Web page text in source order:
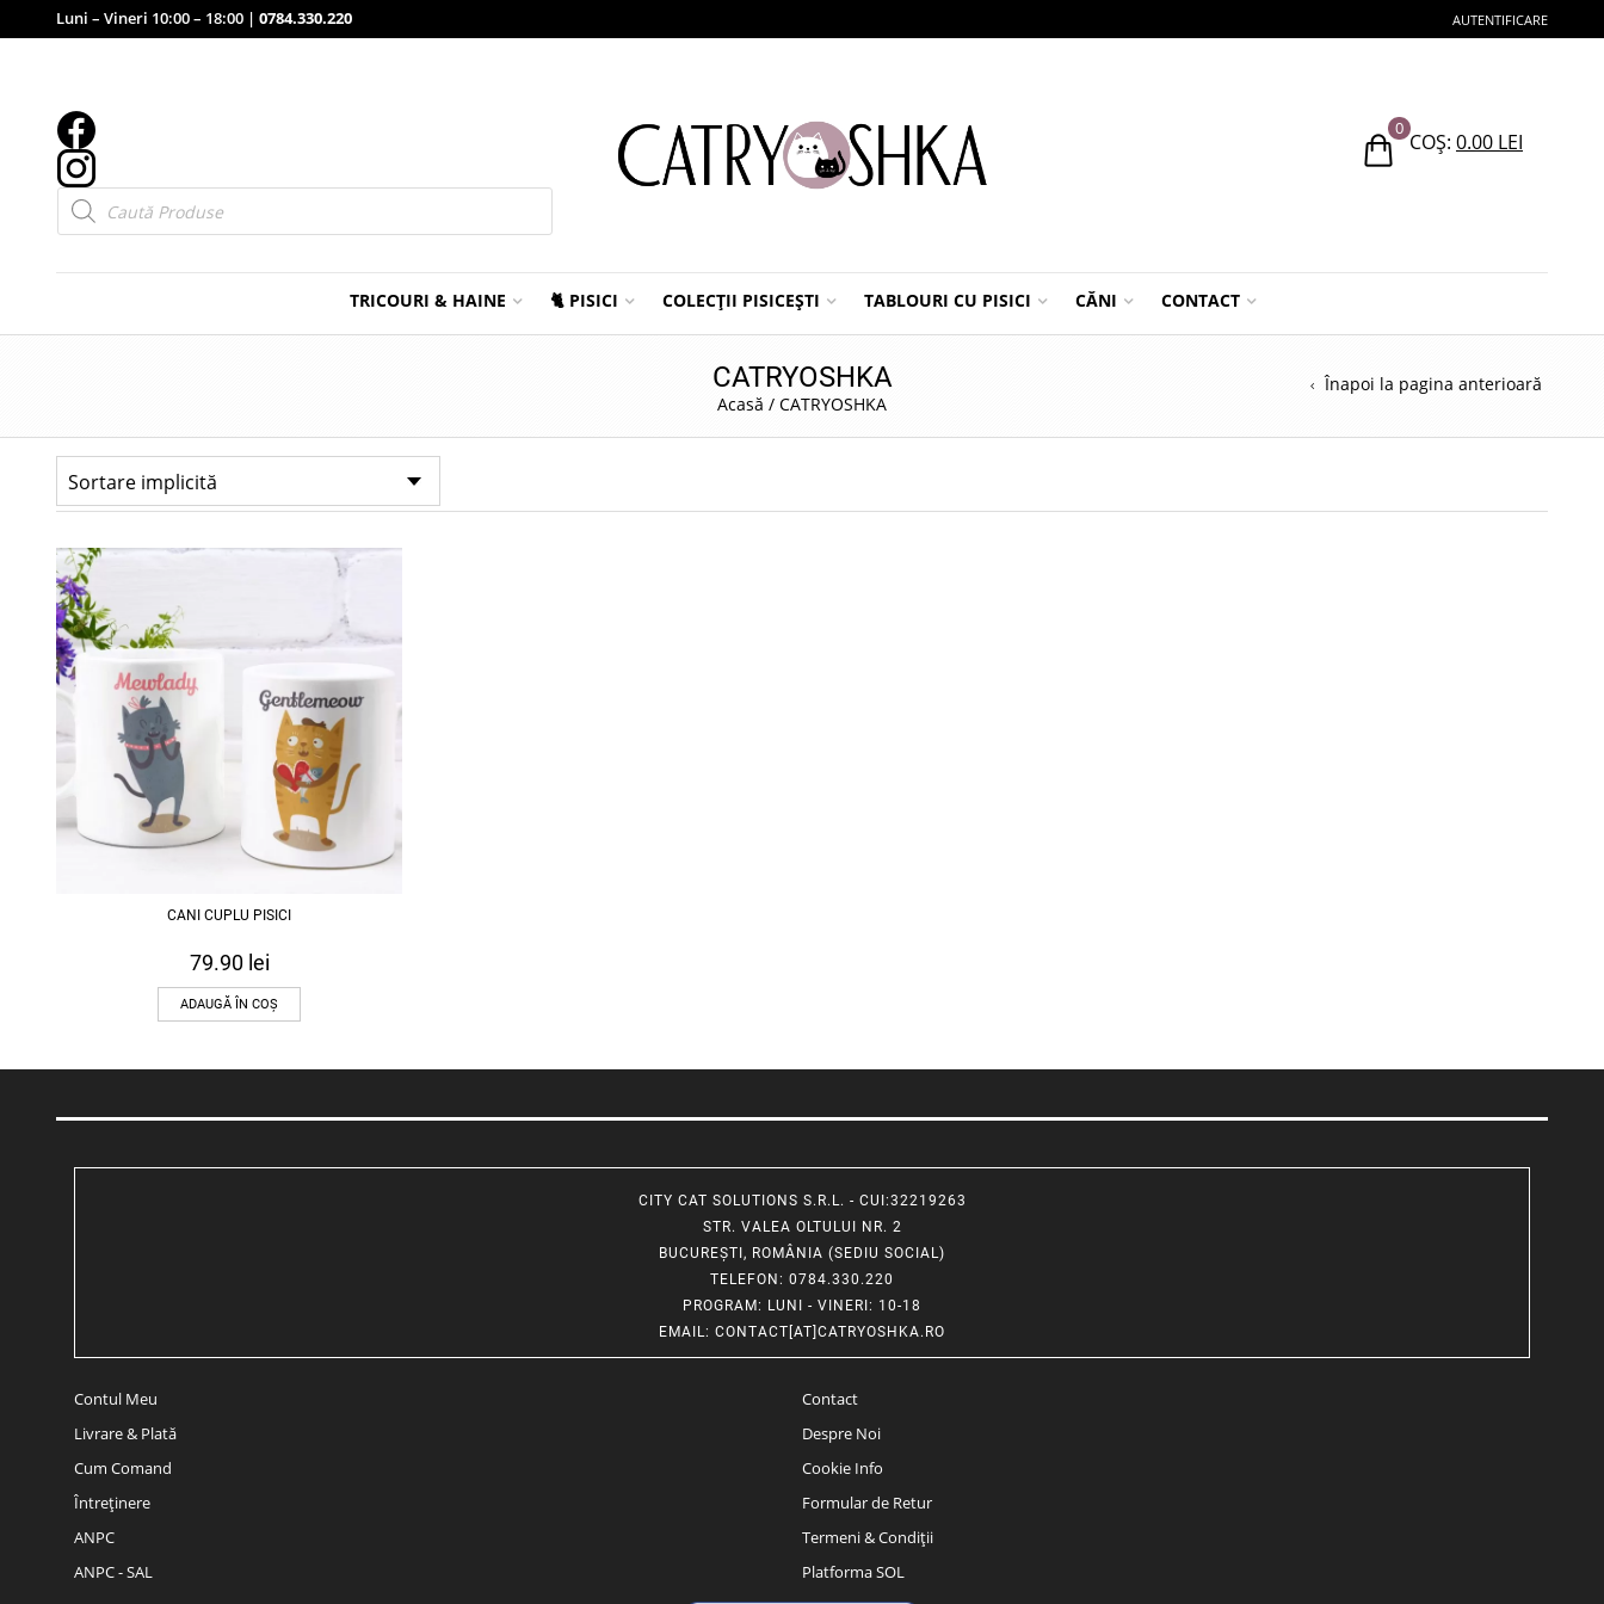
Luni – Vineri 10:00 – 18:00 | 0784.330.220 AUTENTIFICARE
Products
search
0
COȘ: 0.00 LEI
TRICOURI & HAINE 🐈 PISICI COLECȚII PISICEȘTI TABLOURI CU PISICI CĂNI CONTACT
CATRYOSHKA
Acasă / CATRYOSHKA
Înapoi la pagina anterioară
CANI CUPLU PISICI
79.90 lei
ADAUGĂ ÎN COȘ
CITY CAT SOLUTIONS S.R.L. - CUI:32219263
STR. VALEA OLTULUI NR. 2
BUCUREȘTI, ROMÂNIA (SEDIU SOCIAL)
TELEFON : 0784.330.220
PROGRAM: LUNI - VINERI: 10-18
EMAIL: CONTACT[AT]CATRYOSHKA.RO
Contul Meu
Livrare & Plată
Cum Comand
Întreținere
ANPC
ANPC - SAL
Contact
Despre Noi
Cookie Info
Formular de Retur
Termeni & Condiții
Platforma SOL